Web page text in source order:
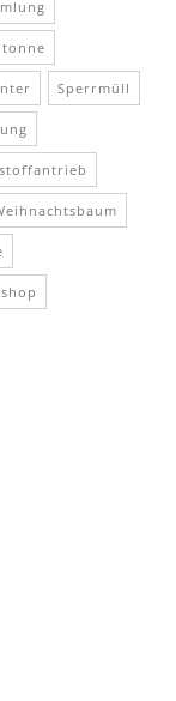
Sperrmüll